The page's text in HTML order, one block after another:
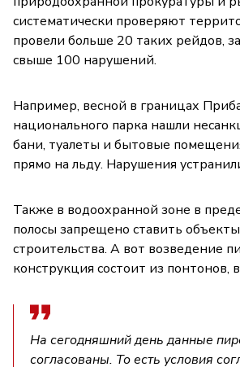
систематически проверяют
провели больше 20 таких рейдов,
свыше 100 нарушений.
Например, весной в границах
национального парка нашли
бани, туалеты и бытовые
прямо на льду. Нарушения
Также в водоохранной зоне в
полосы запрещено ставить
строительства. А вот возведение
конструкция состоит из понтонов,
На сегодняшний день данные
согласованы. То есть условия